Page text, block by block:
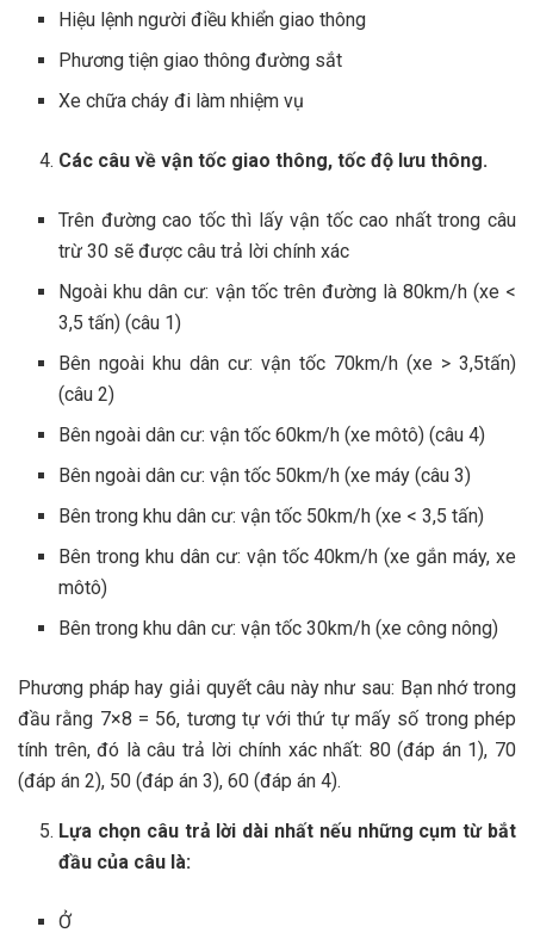
Hiệu lệnh người điều khiển giao thông
Phương tiện giao thông đường sắt
Xe chữa cháy đi làm nhiệm vụ
Các câu về vận tốc giao thông, tốc độ lưu thông.
Trên đường cao tốc thì lấy vận tốc cao nhất trong câu
trừ 30 sẽ được câu trả lời chính xác
Ngoài khu dân cư: vận tốc trên đường là 80km/h (xe <
3,5 tấn) (câu 1)
Bên ngoài khu dân cư: vận tốc 70km/h (xe > 3,5tấn)
(câu 2)
Bên ngoài dân cư: vận tốc 60km/h (xe môtô) (câu 4)
Bên ngoài dân cư: vận tốc 50km/h (xe máy (câu 3)
Bên trong khu dân cư: vận tốc 50km/h (xe < 3,5 tấn)
Bên trong khu dân cư: vận tốc 40km/h (xe gắn máy, xe
môtô)
Bên trong khu dân cư: vận tốc 30km/h (xe công nông)
Phương pháp hay giải quyết câu này như sau: Bạn nhớ trong
đầu rằng 7×8 = 56, tương tự với thứ tự mấy số trong phép
tính trên, đó là câu trả lời chính xác nhất: 80 (đáp án 1), 70
(đáp án 2), 50 (đáp án 3), 60 (đáp án 4).
Lựa chọn câu trả lời dài nhất nếu những cụm từ bắt
đầu của câu là:
Ở